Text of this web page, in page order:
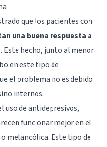
que los pacientes con
una buena respuesta a
. Este hecho, junto al menor
en este tipo de
el problema no es debido
internos.
uso deantidepresivos,
funcionar mejor en el
melancólica. Este tipo de